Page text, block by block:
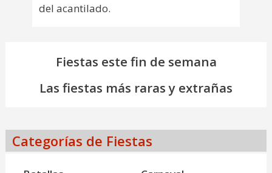
del acantilado.
Fiestas este fin de semana
Las fiestas más raras y extrañas
Categorías de Fiestas